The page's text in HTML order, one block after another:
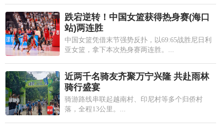
跌宕逆转！中国女篮获得热身赛(海口
站)两连胜
中国女篮凭借末节强势反扑，以69:65战胜尼日利
亚女篮，拿下本次热身赛两连胜。...
近两千名骑友齐聚万宁兴隆 共赴雨林
骑行盛宴
骑游路线串联起越南村、印尼村等多个归侨村
落，全程13公里。...